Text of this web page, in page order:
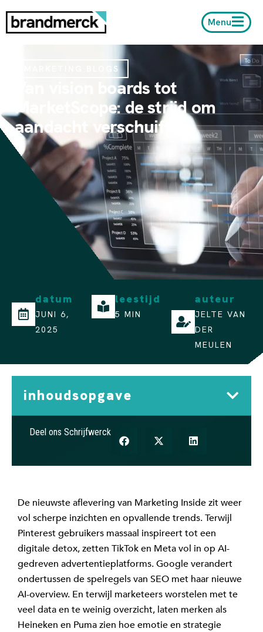
Menu
MARKETING BLOGS
Van vision boards tot
MarketScope: de strijd om
aandacht verschuift
datum
JUNI 6,
2025
leestijd
5 MIN
auteur
JELTE VAN
DER
MEULEN
De nieuwste aflevering van Marketing Inside zit weer
vol scherpe inzichten en opvallende trends. Terwijl
Pinterest gebruikers massaal inspireert tot een
digitale detox, zetten TikTok en Meta vol in op AI-
gedreven advertentieplatforms. Google verandert
ondertussen de spelregels van SEO met haar nieuwe
AI-overview. En terwijl marketeers worstelen met te
veel data en te weinig overzicht, laten merken als
Heineken en Puma zien hoe emotie en strategie
inhoudsopgave
Deel ons Schrijfwerck